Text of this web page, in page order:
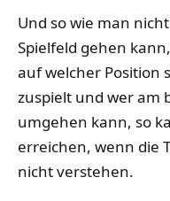
Und so wie man
Spielfeld gehen
auf welcher Position
zuspielt und wer am
umgehen kann, so
erreichen, wenn die
nicht verstehen.